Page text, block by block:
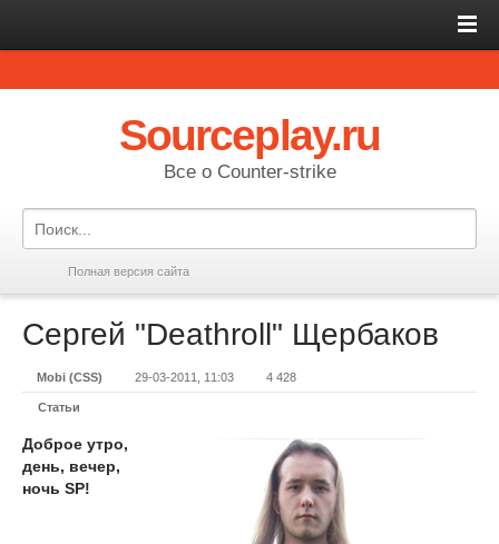
Sourceplay.ru
Все о Counter-strike
Полная версия сайта
Сергей "Deathroll" Щербаков
Mobi (CSS) 29-03-2011, 11:03 4 428
Статьи
Доброе утро,
день, вечер,
ночь SP!